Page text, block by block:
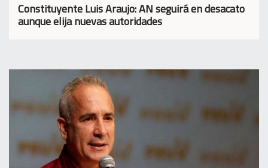
Constituyente Luis Araujo: AN seguirá en desacato
aunque elija nuevas autoridades